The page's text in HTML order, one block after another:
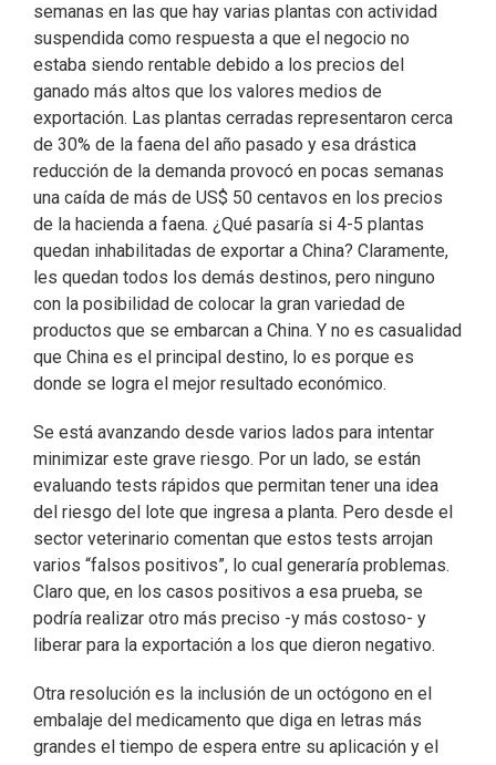
semanas en las que hay varias plantas con actividad
suspendida como respuesta a que el negocio no
estaba siendo rentable debido a los precios del
ganado más altos que los valores medios de
exportación. Las plantas cerradas representaron cerca
de 30% de la faena del año pasado y esa drástica
reducción de la demanda provocó en pocas semanas
una caída de más de US$ 50 centavos en los precios
de la hacienda a faena. ¿Qué pasaría si 4-5 plantas
quedan inhabilitadas de exportar a China? Claramente,
les quedan todos los demás destinos, pero ninguno
con la posibilidad de colocar la gran variedad de
productos que se embarcan a China. Y no es casualidad
que China es el principal destino, lo es porque es
donde se logra el mejor resultado económico.
Se está avanzando desde varios lados para intentar
minimizar este grave riesgo. Por un lado, se están
evaluando tests rápidos que permitan tener una idea
del riesgo del lote que ingresa a planta. Pero desde el
sector veterinario comentan que estos tests arrojan
varios “falsos positivos”, lo cual generaría problemas.
Claro que, en los casos positivos a esa prueba, se
podría realizar otro más preciso -y más costoso- y
liberar para la exportación a los que dieron negativo.
Otra resolución es la inclusión de un octógono en el
embalaje del medicamento que diga en letras más
grandes el tiempo de espera entre su aplicación y el